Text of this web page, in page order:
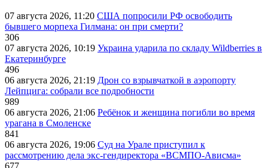
07 августа 2026, 11:20 США попросили РФ освободить
бывшего морпеха Гилмана: он при смерти?
306
07 августа 2026, 10:19 Украина ударила по складу Wildberries в
Екатеринбурге
496
06 августа 2026, 21:19 Дрон со взрывчаткой в аэропорту
Лейпцига: собрали все подробности
989
06 августа 2026, 21:06 Ребёнок и женщина погибли во время
урагана в Смоленске
841
06 августа 2026, 19:06 Суд на Урале приступил к
рассмотрению дела экс-гендиректора «ВСМПО-Ависма»
677